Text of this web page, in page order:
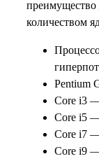
преимущество
количеством
Pentium
Core i3 —
Core i5 —
Core i7 —
Core i9 —